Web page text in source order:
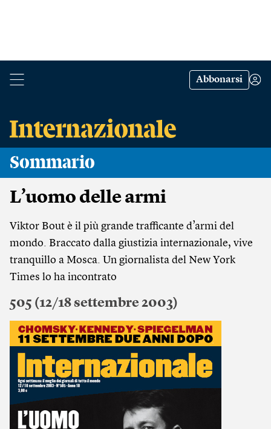
Abbonarsi
Sommario
L’uomo delle armi
Viktor Bout è il più grande trafficante d’armi del
mondo. Braccato dalla giustizia internazionale, vive
tranquillo a Mosca. Un giornalista del New York
Times lo ha incontrato
505 (12/18 settembre 2003)